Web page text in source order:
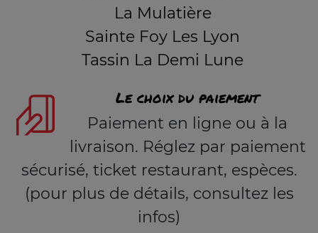
La Mulatière
Sainte Foy Les Lyon
Tassin La Demi Lune
Le choix du paiement
Paiement en ligne ou à la
livraison. Réglez par paiement
sécurisé, ticket restaurant, espèces.
(pour plus de détails, consultez les
infos)